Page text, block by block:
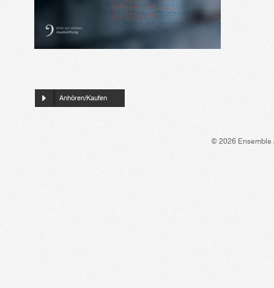
Anhören/Kaufen
© 2026 Ensemble